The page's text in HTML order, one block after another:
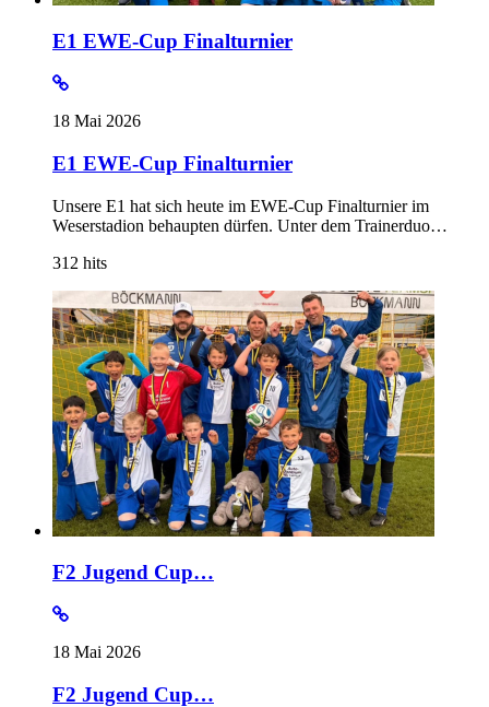
E1 EWE-Cup Finalturnier
18 Mai 2026
E1 EWE-Cup Finalturnier
Unsere E1 hat sich heute im EWE-Cup Finalturnier im
Weserstadion behaupten dürfen. Unter dem Trainerduo…
312 hits
F2 Jugend Cup…
18 Mai 2026
F2 Jugend Cup…